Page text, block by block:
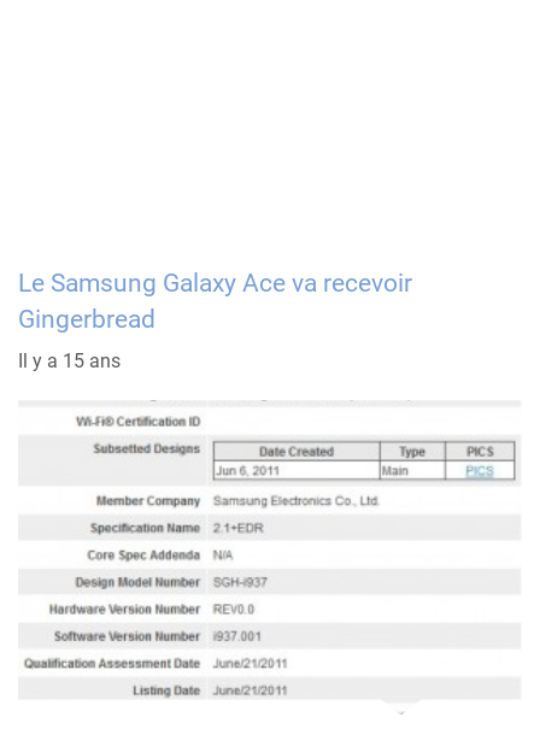
Le Samsung Galaxy Ace va recevoir
Gingerbread
Il y a 15 ans